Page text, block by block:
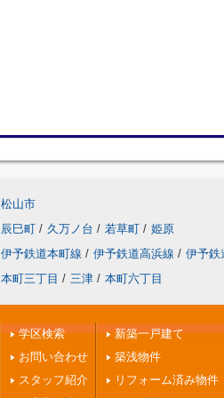
松山市
辰巳町 / 久万ノ台 / 若草町 / 姫原
伊予鉄道本町線 / 伊予鉄道高浜線 / 伊予鉄
本町三丁目 / 三津 / 本町六丁目
学区検索
お問い合わせ
スタッフ紹介
新築一戸建て
築浅物件
リフォーム済み物件